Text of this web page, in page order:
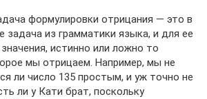
формулировки отрицания — это в
задача из грамматики языка, и для ее
истинно или ложно то
мы отрицаем. Например, мы не
ли число 135 простым, и уж точно не
ли у Кати брат, поскольку